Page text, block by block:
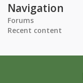
Navigation
Forums
Recent content